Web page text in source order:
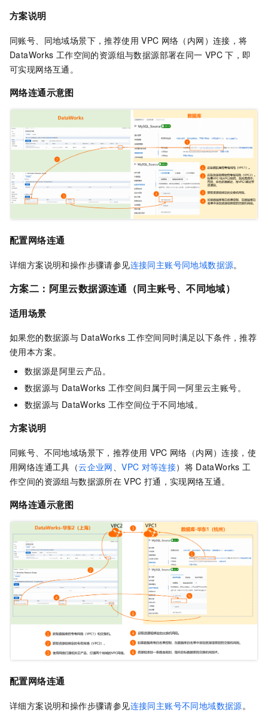
方案说明
同账号、同地域场景下，推荐使用 VPC 网络（内网）连接，将
DataWorks 工作空间的资源组与数据源部署在同一 VPC 下，即
可实现网络互通。
网络连通示意图
配置网络连通
详细方案说明和操作步骤请参见连接同主账号同地域数据源。
方案二：阿里云数据源连通（同主账号、不同地域）
适用场景
如果您的数据源与 DataWorks 工作空间同时满足以下条件，推荐
使用本方案。
数据源是阿里云产品。
数据源与 DataWorks 工作空间归属于同一阿里云主账号。
数据源与 DataWorks 工作空间位于不同地域。
方案说明
同账号、不同地域场景下，推荐使用 VPC 网络（内网）连接，使
用网络连通工具（云企业网、VPC 对等连接）将 DataWorks 工
作空间的资源组与数据源所在 VPC 打通，实现网络互通。
网络连通示意图
配置网络连通
详细方案说明和操作步骤请参见连接同主账号不同地域数据源。